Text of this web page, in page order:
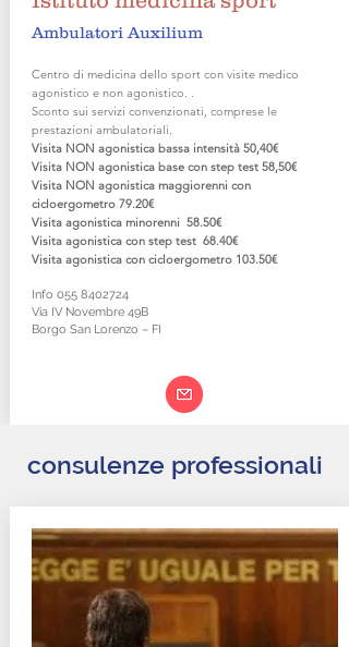
Ambulatori Auxilium
Centro di medicina dello sport con visite medico
agonistico e non agonistico. .
Sconto sui servizi convenzionati, comprese le
prestazioni ambulatoriali.
Visita NON agonistica bassa intensità 50,40€
Visita NON agonistica base con step test 58,50€
Visita NON agonistica maggiorenni con
cicloergometro 79.20€
Visita agonistica minorenni 58.50€
Visita agonistica con step test 68.40€
Visita agonistica con cicloergometro 103.50€
Info 055 8402724
Via IV Novembre 49B
Borgo San Lorenzo – FI
consulenze professionali